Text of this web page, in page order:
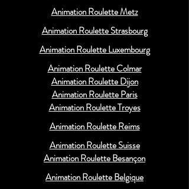
Animation Roulette Metz
Animation Roulette Strasbourg
Animation Roulette Luxembourg
Animation Roulette Colmar
Animation Roulette Dijon
Animation Roulette Paris
Animation Roulette Troyes
Animation Roulette Reims
Animation Roulette Suisse
Animation Roulette Besançon
Animation Roulette Belgique